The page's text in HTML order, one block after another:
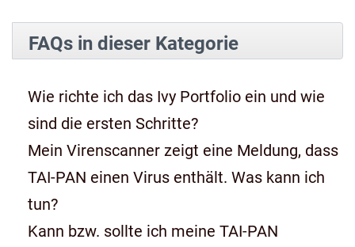
FAQs in dieser Kategorie
Wie richte ich das Ivy Portfolio ein und wie
sind die ersten Schritte?
Mein Virenscanner zeigt eine Meldung, dass
TAI-PAN einen Virus enthält. Was kann ich
tun?
Kann bzw. sollte ich meine TAI-PAN